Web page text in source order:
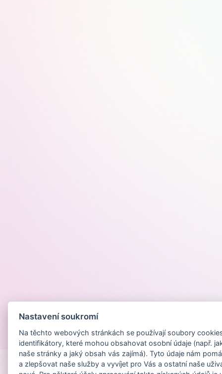
Provozováno
Nastavení soukromí
Na těchto webových stránkách se používají soubory
identifikátory, které mohou obsahovat osobní údaje (např.
naše stránky a jaký obsah vás zajímá). Tyto údaje nám
a zlepšovat naše služby a vyvíjet pro Vás a ostatní naše